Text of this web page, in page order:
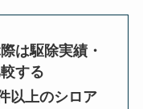
は駆除実績・
する
以上のシロア